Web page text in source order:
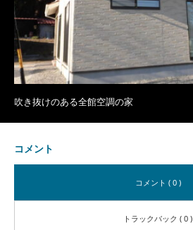
吹き抜けのある全館空調の家
コメント
コメント ( 0 )
トラックバック ( 0 )